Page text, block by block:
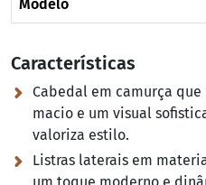
Modelo
Características
Cabedal em camurça
macio e um visual
valoriza estilo.
Listras laterais em